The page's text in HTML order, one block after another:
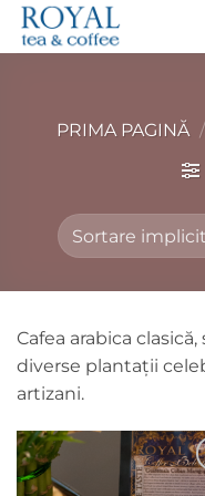
Skip
PRIMA PAGINĂ /
Cafea arabica
diverse plantații
artizani.